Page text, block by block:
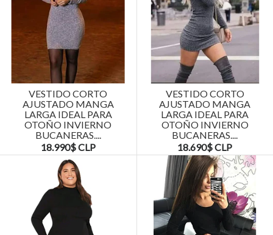
VESTIDO CORTO
AJUSTADO MANGA
LARGA IDEAL PARA
OTOÑO INVIERNO
BUCANERAS....
18.990$ CLP
VESTIDO CORTO
AJUSTADO MANGA
LARGA IDEAL PARA
OTOÑO INVIERNO
BUCANERAS....
18.690$ CLP